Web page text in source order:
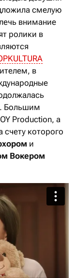
смелую
внимание
ролики в
в
Большим
Production, а
которого
и
Вокером